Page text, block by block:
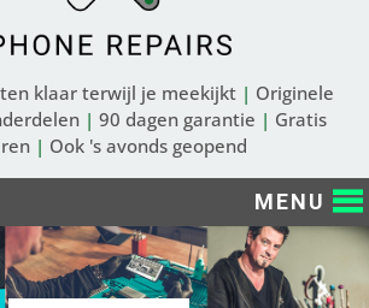
klaar terwijl je meekijkt | Originele
| 90 dagen garantie | Gratis
| Ook 's avonds geopend